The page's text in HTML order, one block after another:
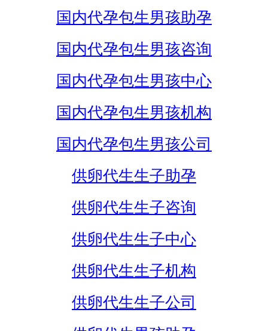
国内代孕包生男孩助孕
国内代孕包生男孩咨询
国内代孕包生男孩中心
国内代孕包生男孩机构
国内代孕包生男孩公司
供卵代生生子助孕
供卵代生生子咨询
供卵代生生子中心
供卵代生生子机构
供卵代生生子公司